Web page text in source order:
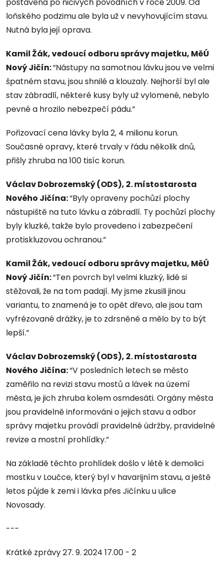
postavena po ničivých povodních v roce 2009. Od
loňského podzimu ale byla už v nevyhovujícím stavu.
Nutná byla její oprava.
Kamil Žák, vedoucí odboru správy majetku, MěÚ
Nový Jičín:“Nástupy na samotnou lávku jsou ve velmi
špatném stavu, jsou shnilé a klouzaly. Nejhorší byl ale
stav zábradlí, některé kusy byly už vylomené, nebylo
pevné a hrozilo nebezpečí pádu.”
Pořizovací cena lávky byla 2, 4 milionu korun.
Současné opravy, které trvaly v řádu několik dnů,
přišly zhruba na 100 tisíc korun.
Václav Dobrozemský (ODS), 2. místostarosta
Nového Jičína:“Byly opraveny pochůzí plochy
nástupiště na tuto lávku a zábradlí. Ty pochůzí plochy
byly kluzké, takže bylo provedeno i zabezpečení
protiskluzovou ochranou.”
Kamil Žák, vedoucí odboru správy majetku, MěÚ
Nový Jičín:“Ten povrch byl velmi kluzký, lidé si
stěžovali, že na tom padají. My jsme zkusili jinou
variantu, to znamená je to opět dřevo, ale jsou tam
vyfrézované drážky, je to zdrsněné a mělo by to být
lepší.”
Václav Dobrozemský (ODS), 2. místostarosta
Nového Jičína:“V posledních letech se město
zaměřilo na revizi stavu mostů a lávek na území
města, je jich zhruba kolem osmdesáti. Orgány města
jsou pravidelně informováni o jejich stavu a odbor
správy majetku provádí pravidelné údržby, pravidelné
revize a mostní prohlídky.”
Na základě těchto prohlídek došlo v létě k demolici
mostku v Loučce, který byl v havarijním stavu, a ještě
letos půjde k zemi i lávka přes Jičínku u ulice
Novosady.
---
Krátké zprávy 27. 9. 2024 17.00 - 2